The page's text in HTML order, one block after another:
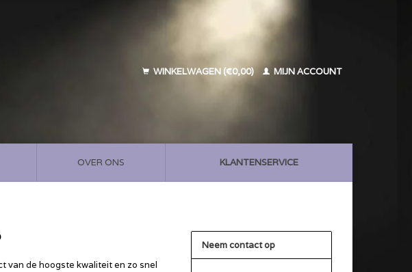
WINKELWAGEN (€0,00) MIJN ACCOUNT
OVER ONS KLANTENSERVICE
van de hoogste kwaliteit en zo snel
Neem contact op